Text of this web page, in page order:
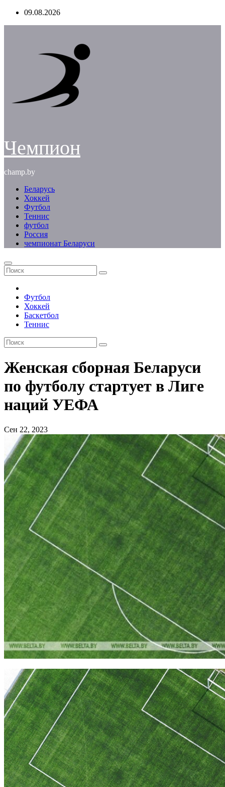
Перейти09.08.2026
Чемпион
champ.by
Беларусь
Хоккей
Футбол
Теннис
футбол
Россия
чемпионат Беларуси
Футбол
Хоккей
Баскетбол
Теннис
Женская сборная Беларуси
по футболу стартует в Лиге
наций УЕФА
Сен 22, 2023